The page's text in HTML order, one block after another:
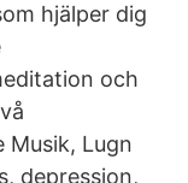
hjälper dig
och
Musik, Lugn
depression,